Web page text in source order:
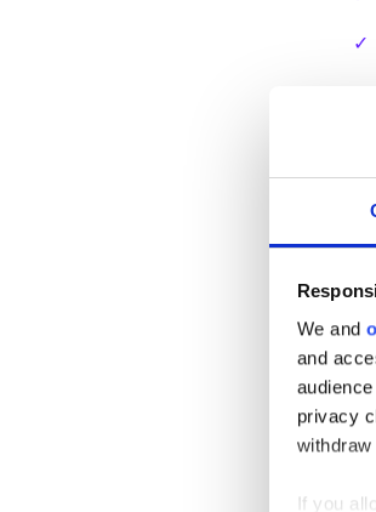
We and
and
privacy
If you
Az